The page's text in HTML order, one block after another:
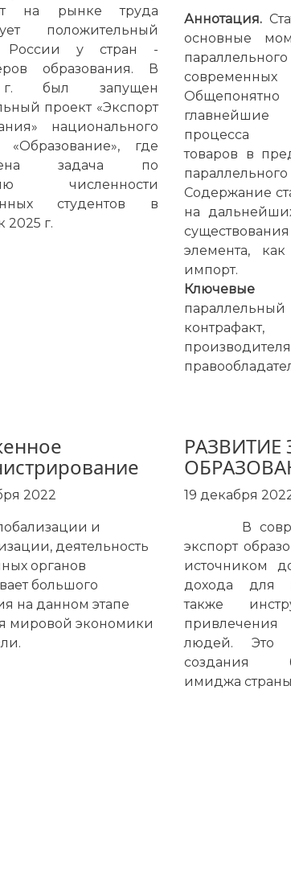
на рынке труда
положительный
у стран -
образования. В
был запущен
проект «Экспорт
национального
«Образование», где
задача по
численности
студентов в
2025 г.
Аннотация.
основные
процесса
товаров в
Содержание
на
элемента,
импорт.
2022
и
деятельность
органов
большого
на данном этапе
мировой экономики
РАЗВИТИЕ
19 декабря
В
экспорт
источником
дохода для
также
людей. Это
создания
имиджа